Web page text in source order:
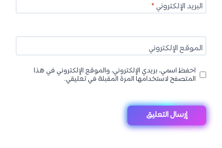
البريد الإلكتروني*
الموقع الإلكتروني
احفظ اسمي، بريدي الإلكتروني، والموقع الإلكتروني في هذا
المتصفح لاستخدامها المرة المقبلة في تعليقي.